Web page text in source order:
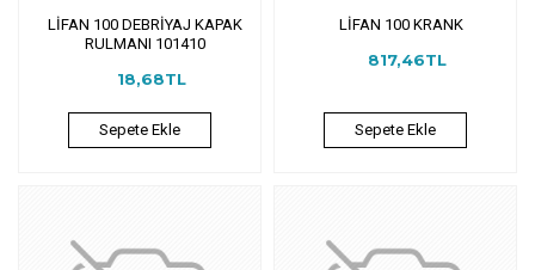
LİFAN 100 DEBRİYAJ KAPAK
RULMANI 101410
18,68TL
Sepete Ekle
LİFAN 100 KRANK
817,46TL
Sepete Ekle